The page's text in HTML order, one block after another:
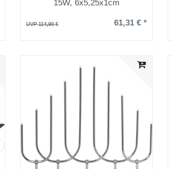
15W, 6x5,25x1cm
UVP 114,90 € 61,31 € *